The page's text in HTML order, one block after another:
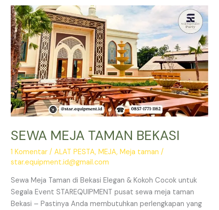
&
KURSI
SILANG
DI
JATINEGARA
JAKARTA
SEWA MEJA TAMAN BEKASI
1 Komentar /ALAT PESTA,MEJA,Meja taman /
star.equipment.id@gmail.com
Sewa Meja Taman di Bekasi Elegan & Kokoh Cocok untuk
Segala Event STAREQUIPMENT pusat sewa meja taman
Bekasi – Pastinya Anda membutuhkan perlengkapan yang